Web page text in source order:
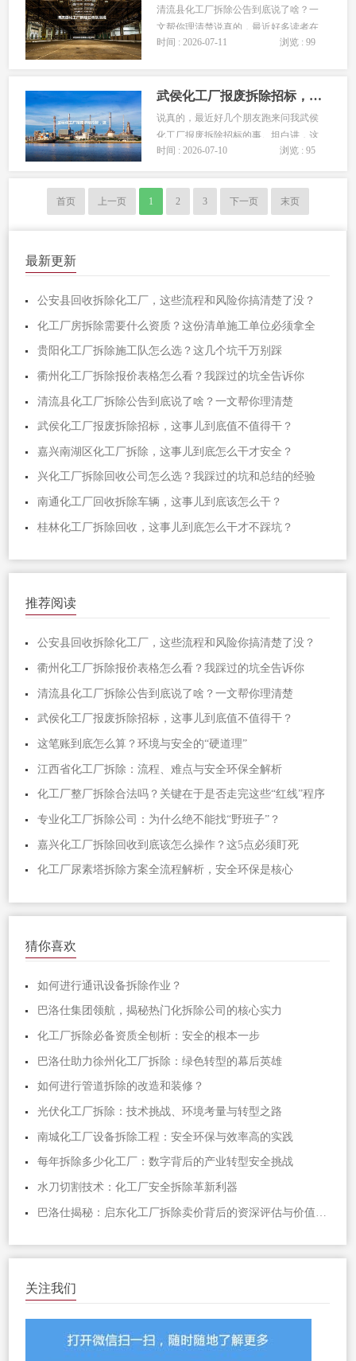
区。今天就把这些经验摊开来聊，帮...
清流县化工厂拆除公告到底说了啥？一
文帮你理清楚说真的，最近好多读者在
后台问我清流县化工厂拆除公告的事
全、环保、补偿等一系列问题。很多
人...
时间 : 2026-07-11 浏览 : 99
武侯化工厂报废拆除招标，这事儿到底值不值得干？
说真的，最近好几个朋友跑来问我武侯
化工厂报废拆除招标的事。坦白讲，这
项目看着诱人，但坑也不少。我直接说
要看你是不是有资质、有经验、能扛得
住环保和安全这两座大山。没这两把刷
时间 : 2026-07-10 浏览 : 95
首页 上一页 1 2 3 下一页 末页
最新更新
公安县回收拆除化工厂，这些流程和风险你搞清楚了没？
化工厂房拆除需要什么资质？这份清单施工单位必须拿全
贵阳化工厂拆除施工队怎么选？这几个坑千万别踩
衢州化工厂拆除报价表格怎么看？我踩过的坑全告诉你
清流县化工厂拆除公告到底说了啥？一文帮你理清楚
武侯化工厂报废拆除招标，这事儿到底值不值得干？
嘉兴南湖区化工厂拆除，这事儿到底怎么干才安全？
兴化工厂拆除回收公司怎么选？我踩过的坑和总结的经验
南通化工厂回收拆除车辆，这事儿到底该怎么干？
桂林化工厂拆除回收，这事儿到底怎么干才不踩坑？
推荐阅读
公安县回收拆除化工厂，这些流程和风险你搞清楚了没？
衢州化工厂拆除报价表格怎么看？我踩过的坑全告诉你
清流县化工厂拆除公告到底说了啥？一文帮你理清楚
武侯化工厂报废拆除招标，这事儿到底值不值得干？
这笔账到底怎么算？环境与安全的“硬道理”
江西省化工厂拆除：流程、难点与安全环保全解析
化工厂整厂拆除合法吗？关键在于是否走完这些“红线”程序
专业化工厂拆除公司：为什么绝不能找“野班子”？
嘉兴化工厂拆除回收到底该怎么操作？这5点必须盯死
化工厂尿素塔拆除方案全流程解析，安全环保是核心
猜你喜欢
如何进行通讯设备拆除作业？
巴洛仕集团领航，揭秘热门化拆除公司的核心实力
化工厂拆除必备资质全刨析：安全的根本一步
巴洛仕助力徐州化工厂拆除：绿色转型的幕后英雄
如何进行管道拆除的改造和装修？
光伏化工厂拆除：技术挑战、环境考量与转型之路
南城化工厂设备拆除工程：安全环保与效率高的实践
每年拆除多少化工厂：数字背后的产业转型安全挑战
水刀切割技术：化工厂安全拆除革新利器
关注我们